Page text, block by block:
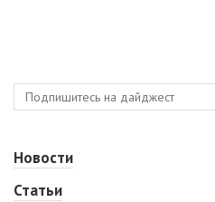
Новости
Статьи